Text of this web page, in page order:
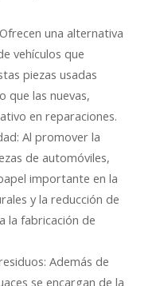
una alternativa
vehículos que
piezas usadas
que las nuevas,
en reparaciones.
Al promover la
de automóviles,
importante en la
y la reducción de
la fabricación de
Además de
se encargan de la